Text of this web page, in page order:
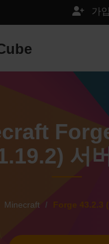
가
서
Minecraft Forge 43.2.3